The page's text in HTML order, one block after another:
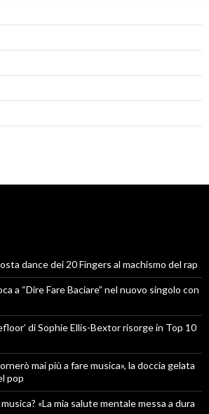
dance dei 20 Fingers al machismo del rap
a “Dire Fare Baciare” nel nuovo singolo con
di Sophie Ellis-Bextor risorge in Top 10
mai più a fare musica», la doccia gelata
pop
«La mia salute mentale messa a dura